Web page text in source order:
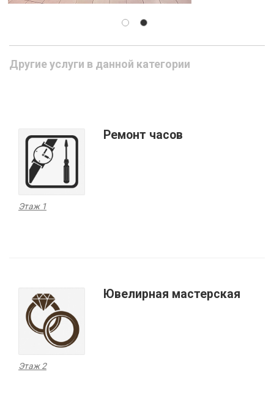
Другие услуги в данной категории
Ремонт часов
Этаж 1
Ювелирная мастерская
Этаж 2